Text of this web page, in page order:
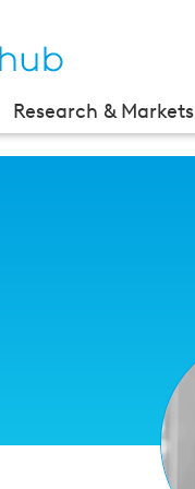
Research & Markets